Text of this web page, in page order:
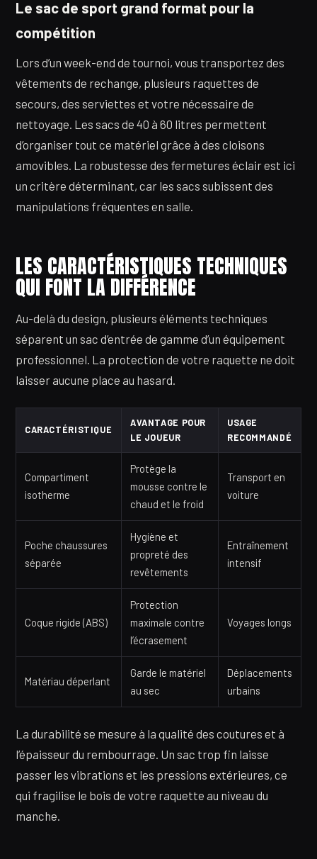
Le sac de sport grand format pour la
compétition
Lors d’un week-end de tournoi, vous transportez des
vêtements de rechange, plusieurs raquettes de
secours, des serviettes et votre nécessaire de
nettoyage. Les sacs de 40 à 60 litres permettent
d’organiser tout ce matériel grâce à des cloisons
amovibles. La robustesse des fermetures éclair est ici
un critère déterminant, car les sacs subissent des
manipulations fréquentes en salle.
LES CARACTÉRISTIQUES TECHNIQUES
QUI FONT LA DIFFÉRENCE
Au-delà du design, plusieurs éléments techniques
séparent un sac d’entrée de gamme d’un équipement
professionnel. La protection de votre raquette ne doit
laisser aucune place au hasard.
CARACTÉRISTIQUE
AVANTAGE POUR
LE JOUEUR
USAGE
RECOMMANDÉ
Compartiment
isotherme
Protège la
mousse contre le
chaud et le froid
Transport en
voiture
Poche chaussures
séparée
Hygiène et
propreté des
revêtements
Entraînement
intensif
Coque rigide (ABS)
Protection
maximale contre
l’écrasement
Voyages longs
Matériau déperlant
Garde le matériel
au sec
Déplacements
urbains
La durabilité se mesure à la qualité des coutures et à
l’épaisseur du rembourrage. Un sac trop fin laisse
passer les vibrations et les pressions extérieures, ce
qui fragilise le bois de votre raquette au niveau du
manche.